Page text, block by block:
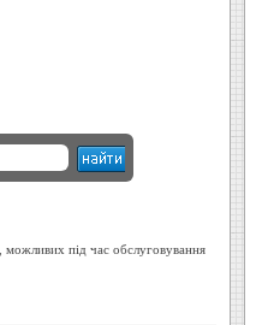
можливих під час обслуговування